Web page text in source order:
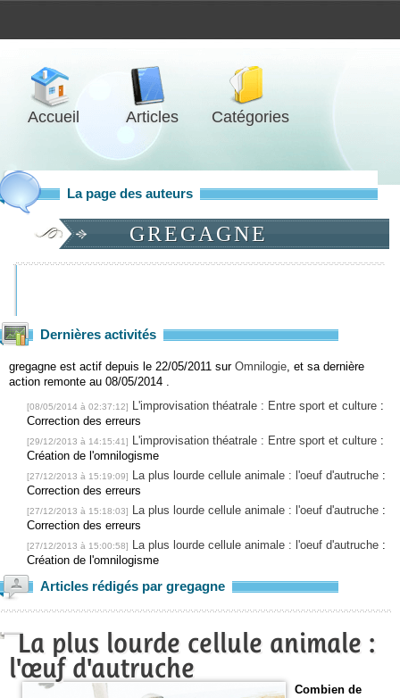
Accueil Articles Catégories
La page des auteurs
GREGAGNE
Dernières activités
gregagne est actif depuis le 22/05/2011 sur Omnilogie , et sa dernière
action remonte au 08/05/2014 .
[08/05/2014 à 02:37:12] L'improvisation théatrale : Entre sport et culture :
Correction des erreurs
[29/12/2013 à 14:15:41] L'improvisation théatrale : Entre sport et culture :
Création de l'omnilogisme
[27/12/2013 à 15:19:09] La plus lourde cellule animale : l'oeuf d'autruche :
Correction des erreurs
[27/12/2013 à 15:18:03] La plus lourde cellule animale : l'oeuf d'autruche :
Correction des erreurs
[27/12/2013 à 15:00:58] La plus lourde cellule animale : l'oeuf d'autruche :
Création de l'omnilogisme
Articles rédigés par gregagne
La plus lourde cellule animale :
l'œuf d'autruche
Combien de